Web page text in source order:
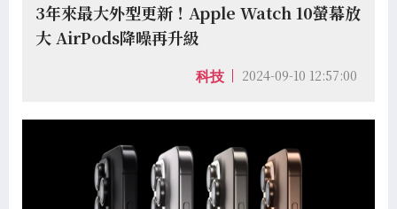
3年來最大外型更新！Apple Watch 10螢幕放
大 AirPods降噪再升級
科技 2024-09-10 12:57:00